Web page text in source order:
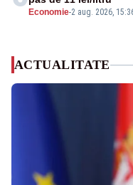
Economie-2 aug. 2026,
ACTUALITATE